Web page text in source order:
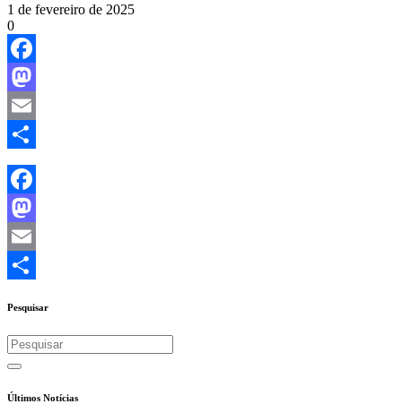
1 de fevereiro de 2025
0
Facebook
Mastodon
Email
Share
Facebook
Mastodon
Email
Pesquisar
Últimos Notícias